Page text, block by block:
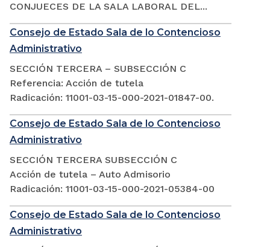
CONJUECES DE LA SALA LABORAL DEL...
Consejo de Estado Sala de lo Contencioso
Administrativo
SECCIÓN TERCERA – SUBSECCIÓN C
Referencia: Acción de tutela
Radicación: 11001-03-15-000-2021-01847-00.
Consejo de Estado Sala de lo Contencioso
Administrativo
SECCIÓN TERCERA SUBSECCIÓN C
Acción de tutela – Auto Admisorio
Radicación: 11001-03-15-000-2021-05384-00
Consejo de Estado Sala de lo Contencioso
Administrativo